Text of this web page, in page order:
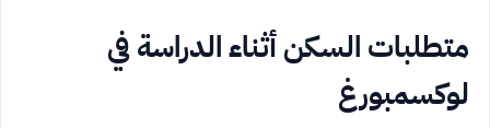
متطلبات السكن أثناء الدراسة في
لوكسمبورغ